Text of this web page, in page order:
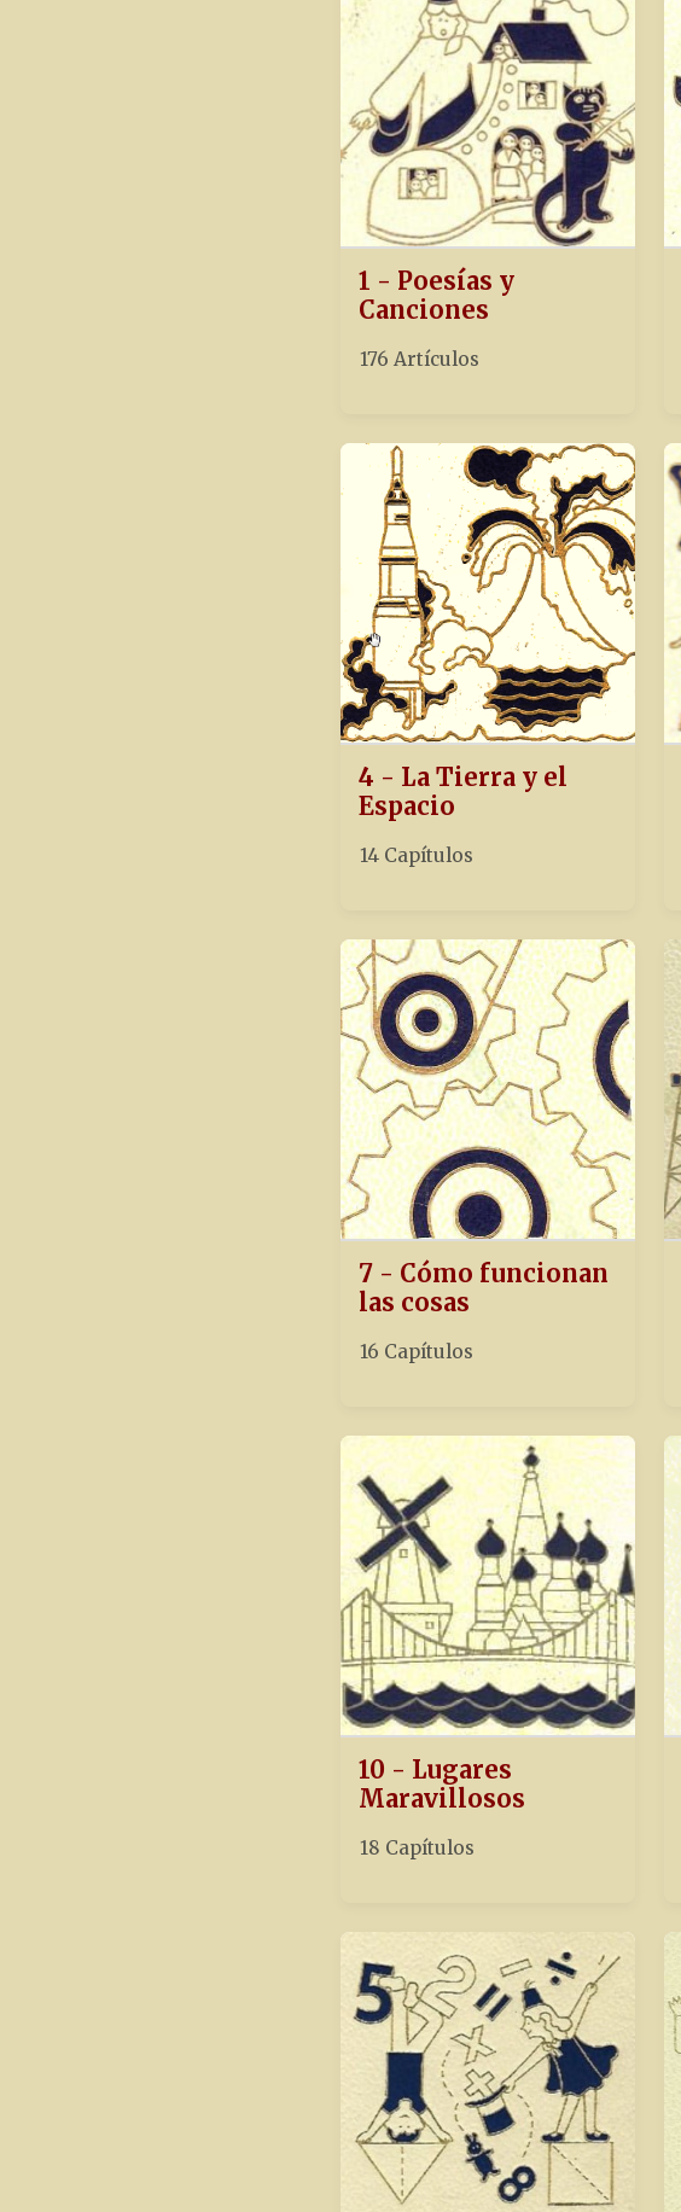
1 - Poesías y
Canciones
176 Artículos
4 - La Tierra y el
Espacio
14 Capítulos
7 - Cómo funcionan
las cosas
16 Capítulos
10 - Lugares
Maravillosos
18 Capítulos